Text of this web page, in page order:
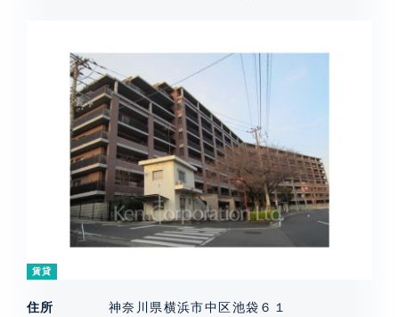
賃貸
住所 神奈川県横浜市中区池袋６１